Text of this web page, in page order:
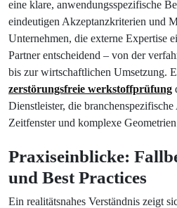
eine klare, anwendungsspezifische
eindeutigen Akzeptanzkriterien und
Unternehmen, die externe Expertise
Partner entscheidend – von der
bis zur wirtschaftlichen Umsetzung.
zerstörungsfreie werkstoffprüfung
Dienstleister, die
Zeitfenster und komplexe
Praxiseinblicke:
und Best Practices
Ein realitätsnahes Verständnis zeigt